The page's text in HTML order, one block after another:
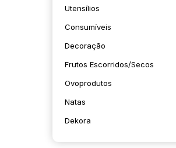
Utensílios
Consumíveis
Decoração
Frutos Escorridos/secos
Ovoprodutos
Natas
Dekora